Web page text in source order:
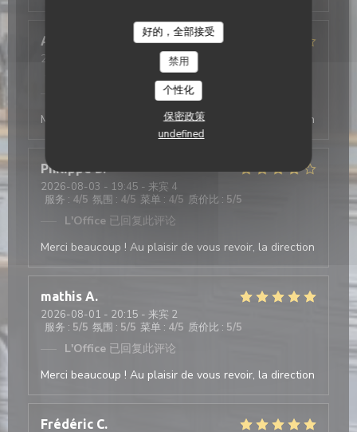
好的，全部接受
禁用
个性化
保密政策
undefined
Antonio
2026-08-03
- 19:30 - 来宾 2
菜单:5/5 质价比
已回复此评论
Merci beaucoup ! Au plaisir de vous revoir, la direction
Philippe D
2026-08-03 - 19:45 - 来宾 4
服务 : 4/5 氛围 : 4/5 菜单 : 4/5 质价比 : 5/5
L'Office 已回复此评论
Merci beaucoup ! Au plaisir de vous revoir, la direction
mathis A
2026-08-01 - 20:15 - 来宾 2
服务 : 5/5 氛围 : 5/5 菜单 : 4/5 质价比 : 5/5
L'Office 已回复此评论
Merci beaucoup ! Au plaisir de vous revoir, la direction
Frédéric C